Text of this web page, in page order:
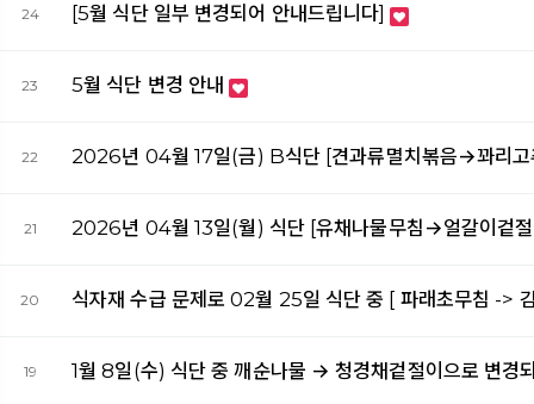
24 [5월 식단 일부 변경되어 안내드립니다]
23 5월 식단 변경 안내
22 2026년 04월 17일(금) B식단 [견과류멸치볶음→꽈리고
21 2026년 04월 13일(월) 식단 [유채나물무침→얼갈이겉
20 식자재 수급 문제로 02월 25일 식단 중 [ 파래초무침 ->
19 1월 8일(수) 식단 중 깨순나물 → 청경채겉절이으로 변경